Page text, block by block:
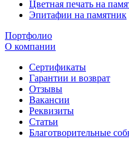
Цветная печать на
Эпитафии на памятник
Портфолио
О компании
Сертификаты
Гарантии и возврат
Отзывы
Вакансии
Реквизиты
Статьи
Благотворительные